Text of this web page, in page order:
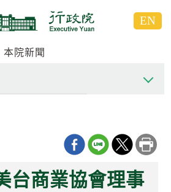
EN
本院新聞
台商業協會理事